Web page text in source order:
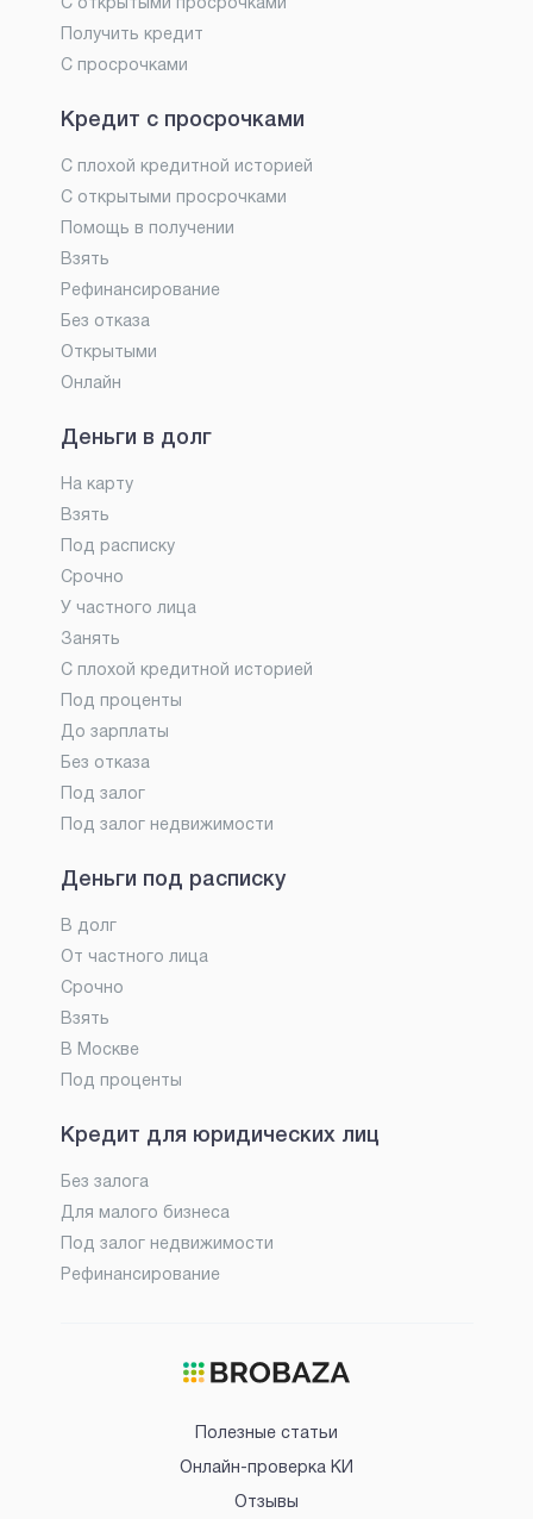
С открытыми просрочками
Получить кредит
С просрочками
Кредит с просрочками
С плохой кредитной историей
С открытыми просрочками
Помощь в получении
Взять
Рефинансирование
Без отказа
Открытыми
Онлайн
Деньги в долг
На карту
Взять
Под расписку
Срочно
У частного лица
Занять
С плохой кредитной историей
Под проценты
До зарплаты
Без отказа
Под залог
Под залог недвижимости
Деньги под расписку
В долг
От частного лица
Срочно
Взять
В Москве
Под проценты
Кредит для юридических лиц
Без залога
Для малого бизнеса
Под залог недвижимости
Рефинансирование
Полезные статьи
Онлайн-проверка КИ
Отзывы